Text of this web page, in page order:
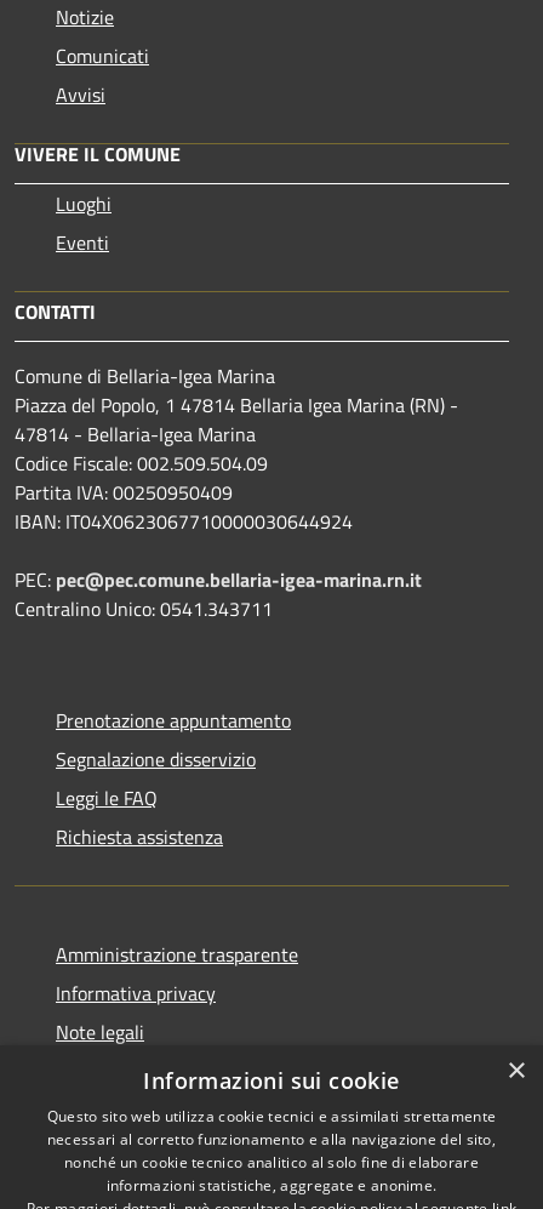
Notizie
Comunicati
Avvisi
VIVERE IL COMUNE
Luoghi
Eventi
CONTATTI
Comune di Bellaria-Igea Marina
Piazza del Popolo, 1 47814 Bellaria Igea Marina (RN) -
47814 - Bellaria-Igea Marina
Codice Fiscale: 002.509.504.09
Partita IVA: 00250950409
IBAN: IT04X0623067710000030644924
PEC: pec@pec.comune.bellaria-igea-marina.rn.it
Centralino Unico: 0541.343711
Prenotazione appuntamento
Segnalazione disservizio
Leggi le FAQ
Richiesta assistenza
Amministrazione trasparente
Informativa privacy
Note legali
Dichiarazione di accessibilità
Copyright © 2026 • Comune di
×
Informazioni sui cookie
Questo sito web utilizza cookie tecnici e assimilati strettamente
necessari al corretto funzionamento e alla navigazione del sito,
nonché un cookie tecnico analitico al solo fine di elaborare
informazioni statistiche, aggregate e anonime.